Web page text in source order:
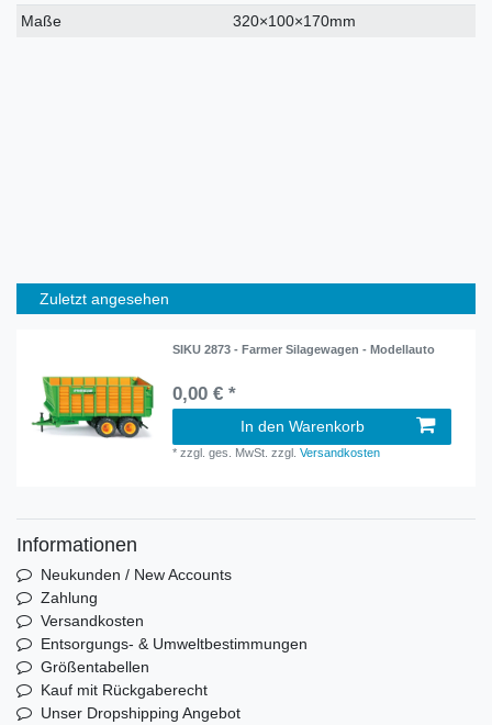
Maße
320×100×170mm
Zuletzt angesehen
SIKU 2873 - Farmer Silagewagen - Modellauto
0,00 € *
In den Warenkorb
*zzgl. ges. MwSt. zzgl.Versandkosten
Informationen
Neukunden / New Accounts
Zahlung
Versandkosten
Entsorgungs- & Umweltbestimmungen
Größentabellen
Kauf mit Rückgaberecht
Unser Dropshipping Angebot